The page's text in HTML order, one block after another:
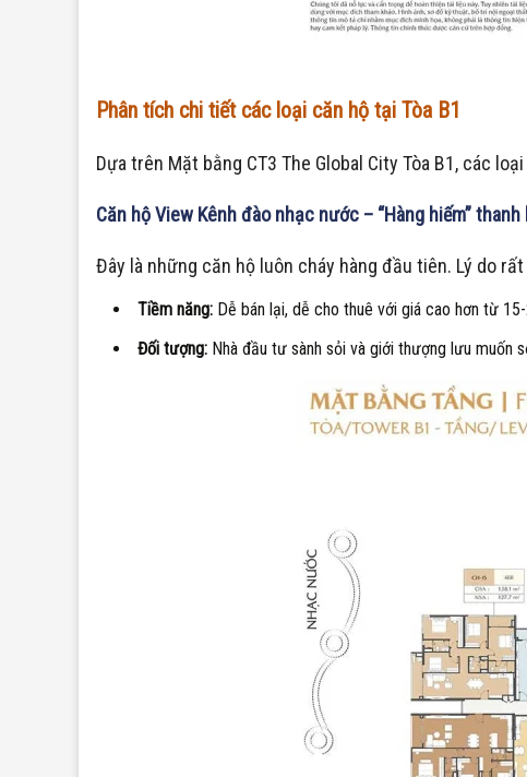
Phân tích chi tiết các loại căn hộ tại Tòa B1
Dựa trên Mặt bằng CT3 The Global City Tòa B1, các
Căn hộ View Kênh đào nhạc nước – “Hàng hiếm”
Đây là những căn hộ luôn cháy hàng đầu tiên. Lý do
Tiềm năng: Dễ bán lại, dễ cho thuê với giá cao hơn từ
Đối tượng: Nhà đầu tư sành sỏi và giới thượng lưu muốn